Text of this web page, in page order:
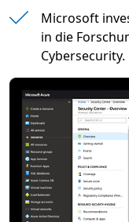
Microsoft
in die
Cybersecurity.